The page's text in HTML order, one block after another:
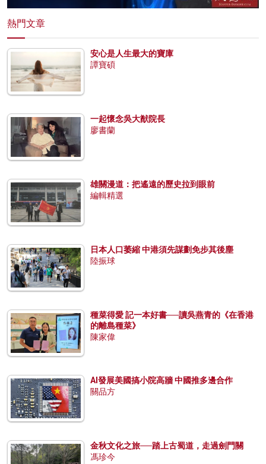
熱門文章
安心是人生最大的寶庫
譚寶碩
一起懷念吳大猷院長
廖書蘭
雄關漫道：把遙遠的歷史拉到眼前
編輯精選
日本人口萎縮 中港須先謀劃免步其後塵
陸振球
種菜得愛 記一本好書──讀吳燕青的《在香港
的離島種菜》
陳家偉
AI發展美國搞小院高牆 中國推多邊合作
關品方
金秋文化之旅──踏上古蜀道，走過劍門關
馮珍今